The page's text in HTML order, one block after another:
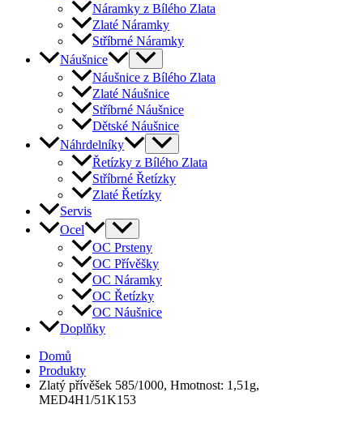
Náramky z Bílého Zlata
Zlaté Náramky
Stříbrné Náramky
Náušnice
Náušnice z Bílého Zlata
Zlaté Náušnice
Stříbrné Náušnice
Dětské Náušnice
Náhrdelníky
Řetízky z Bílého Zlata
Stříbrné Řetízky
Zlaté Řetízky
Servis
Ocel
OC Prsteny
OC Přívěšky
OC Náramky
OC Řetízky
OC Náušnice
Doplňky
Domů
Produkty
Zlatý přívěšek 585/1000, Hmotnost: 1,51g,
MED4H1/51K153